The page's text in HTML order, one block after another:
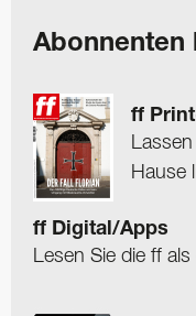
Abonnenten
ff
Hause
ff Digital/Apps
Lesen Sie die ff